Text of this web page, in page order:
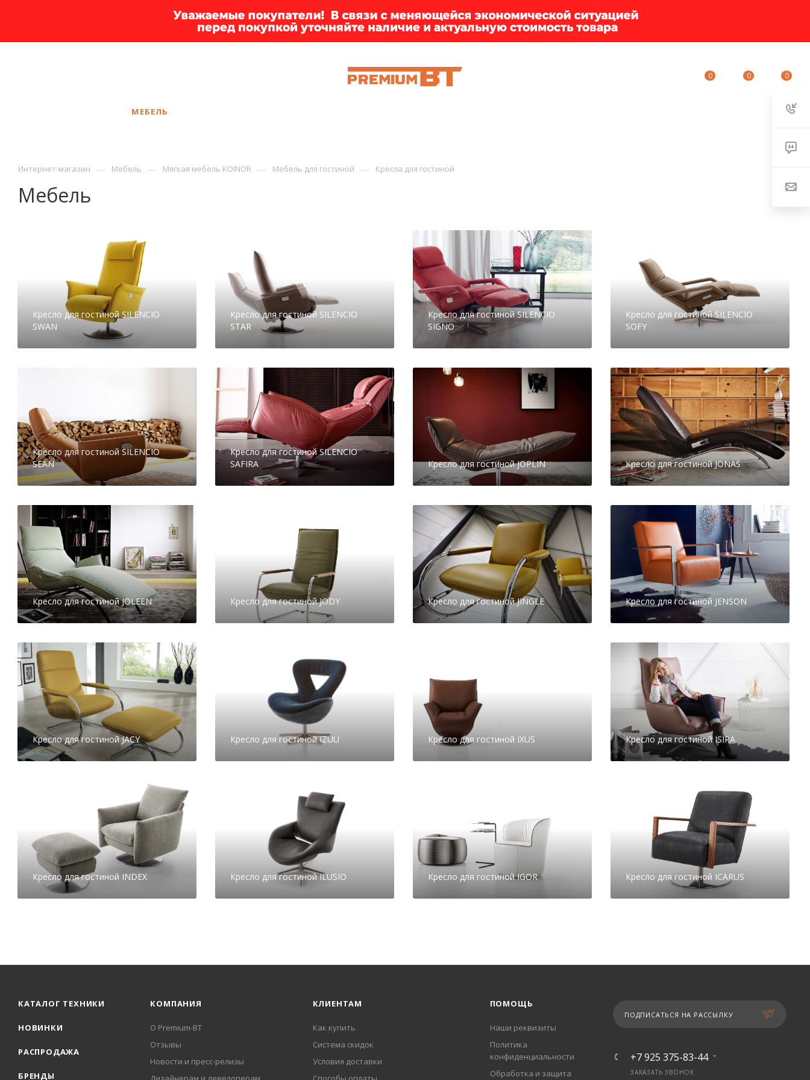
0 0 0
МЕБЕЛЬ
Интернет-магазин — Мебель — Мягкая мебель KOINOR — Мебель для гостиной — Кресла для гостиной
Мебель
Кресло для гостиной SILENCIO
SWAN
Кресло для гостиной SILENCIO
STAR
Кресло для гостиной SILENCIO
SIGNO
Кресло для гостиной SILENCIO
SOFY
Кресло для гостиной SILENCIO
SEAN
Кресло для гостиной SILENCIO
SAFIRA
Кресло для гостиной JOPLIN Кресло для гостиной JONAS
Кресло для гостиной JOLEEN Кресло для гостиной JODY Кресло для гостиной JINGLE Кресло для гостиной JENSON
Кресло для гостиной JACY Кресло для гостиной IZUU Кресло для гостиной IXUS Кресло для гостиной ISIRA
Кресло для гостиной INDEX Кресло для гостиной ILUSIO Кресло для гостиной IGOR Кресло для гостиной ICARUS
КАТАЛОГ ТЕХНИКИ
НОВИНКИ
РАСПРОДАЖА
БРЕНДЫ
КОМПАНИЯ
О Premium-BT
Отзывы
Новости и пресс-релизы
КЛИЕНТАМ
Как купить
Система скидок
Условия доставки
ПОМОЩЬ
Наши реквизиты
Политика
конфиденциальности
Обработка и защита
ПОДПИСАТЬСЯ НА РАССЫЛКУ
+7 925 375-83-44
ЗАКАЗАТЬ ЗВОНОК